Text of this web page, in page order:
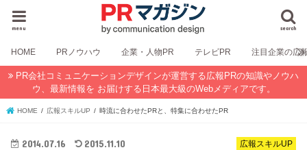
search
menu
HOME PRノウハウ 企業・人物PR テレビPR 注目企業の広
PR会社コミュニケーションデザインが運営する広報PRの知識やノウハ
ウ、最新情報を お届けする日本最大級のWebメディアです。
HOME 広報スキルUP 時流に合わせたPRと、特集に合わせたPR
広報スキルUP
2014.07.16 2015.11.10